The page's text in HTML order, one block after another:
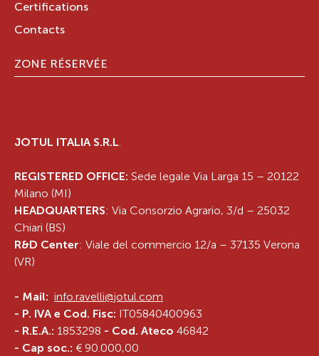
Certifications
Contacts
ZONE RÉSERVÉE
JOTUL ITALIA S.R.L.
REGISTERED OFFICE: Sede legale Via Larga 15 – 20122
Milano (MI)
HEADQUARTERS: Via Consorzio Agrario, 3/d – 25032
Chiari (BS)
R&D Center: Viale del commercio 12/a – 37135 Verona
(VR)
- Mail: info.ravelli@jotul.com
- P. IVA e Cod. Fisc: IT05840400963
- R.E.A.: 1853298 - Cod. Ateco 46842
- Cap soc.: € 90.000,00